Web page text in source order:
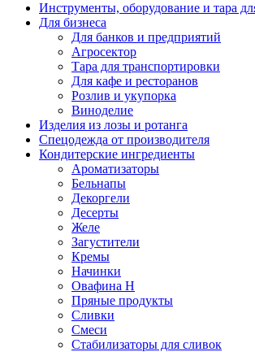
Инструменты, оборудование и тара
Для бизнеса
Для банков и предприятий
Агросектор
Тара для транспортировки
Для кафе и ресторанов
Розлив и укупорка
Виноделие
Изделия из лозы и ротанга
Спецодежда от производителя
Кондитерские ингредиенты
Ароматизаторы
Бельнапы
Декоргели
Десерты
Желe
Загустители
Кремы
Начинки
Овафина Н
Пряные продукты
Сливки
Смеси
Стабилизаторы для сливок